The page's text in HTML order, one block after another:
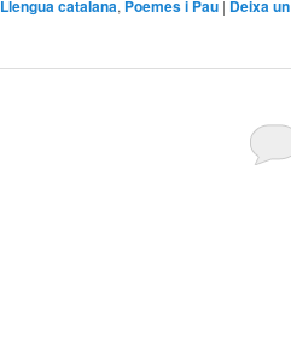
Llengua catalana, Poemes i Pau | Deixa un